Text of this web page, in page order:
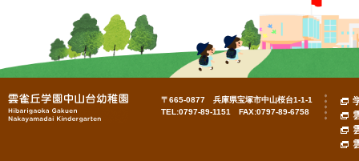
〒665-0877 兵庫県宝塚市中山桜台1-1-1
TEL:0797-89-1151 FAX:0797-89-6758